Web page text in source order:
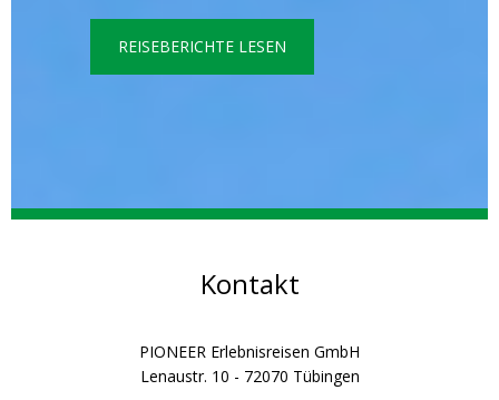
REISEBERICHTE LESEN
Kontakt
PIONEER Erlebnisreisen GmbH
Lenaustr. 10 - 72070 Tübingen